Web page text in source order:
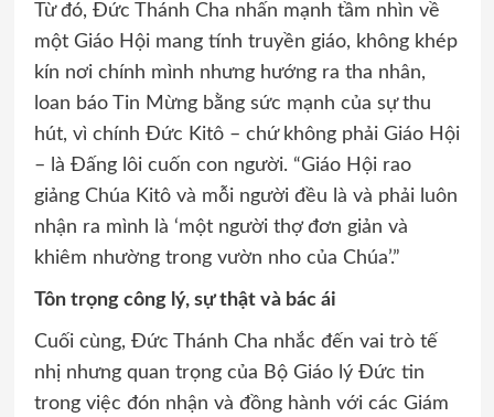
Từ đó, Đức Thánh Cha nhấn mạnh tầm nhìn về
một Giáo Hội mang tính truyền giáo, không khép
kín nơi chính mình nhưng hướng ra tha nhân,
loan báo Tin Mừng bằng sức mạnh của sự thu
hút, vì chính Đức Kitô – chứ không phải Giáo Hội
– là Đấng lôi cuốn con người. “Giáo Hội rao
giảng Chúa Kitô và mỗi người đều là và phải luôn
nhận ra mình là ‘một người thợ đơn giản và
khiêm nhường trong vườn nho của Chúa’.”
Tôn trọng công lý, sự thật và bác ái
Cuối cùng, Đức Thánh Cha nhắc đến vai trò tế
nhị nhưng quan trọng của Bộ Giáo lý Đức tin
trong việc đón nhận và đồng hành với các Giám